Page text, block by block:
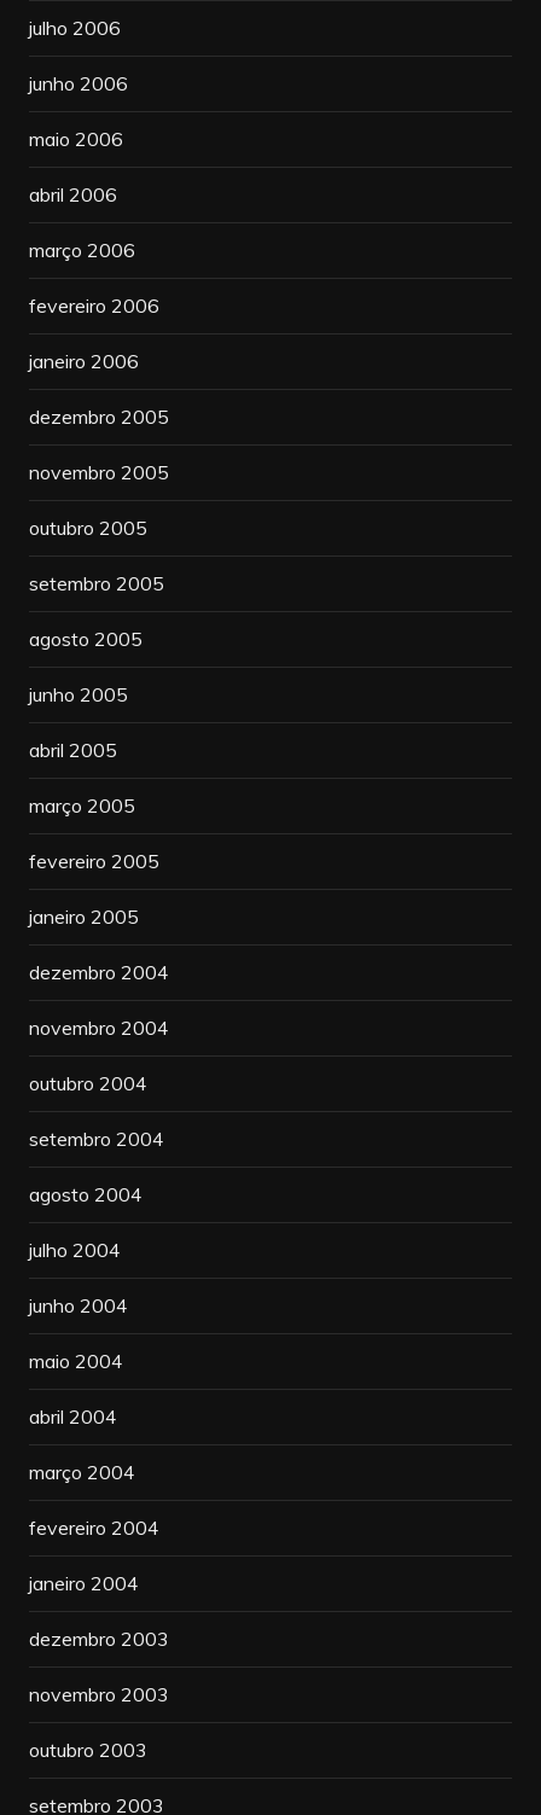
julho 2006
junho 2006
maio 2006
abril 2006
março 2006
fevereiro 2006
janeiro 2006
dezembro 2005
novembro 2005
outubro 2005
setembro 2005
agosto 2005
junho 2005
abril 2005
março 2005
fevereiro 2005
janeiro 2005
dezembro 2004
novembro 2004
outubro 2004
setembro 2004
agosto 2004
julho 2004
junho 2004
maio 2004
abril 2004
março 2004
fevereiro 2004
janeiro 2004
dezembro 2003
novembro 2003
outubro 2003
setembro 2003